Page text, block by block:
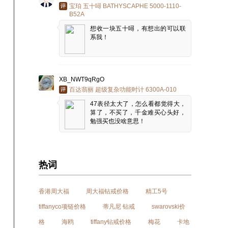
宝珀 五十噚 BATHYSCAPHE 5000-1110-
B52A
想收一块五十噚，有想出的可以联
系我！
XB_NWT9qRgO
百达翡丽 超级复杂功能时计 6300A-010
47表径太大了，怎么看都觉得大，
算了，不买了，千金难买心头好，
勉强买也没啥意思！
热词
香港周大福 周大福钻戒价格 精工5号
tiffanyco项链价格 蒂凡尼 钻戒 swarovski价
格 海鸥 tiffany钻戒价格 梅花 卡地